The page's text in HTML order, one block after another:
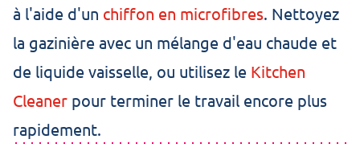
à l'aide d'un chiffon en microfibres. Nettoyez
la gazinière avec un mélange d'eau chaude et
de liquide vaisselle, ou utilisez le Kitchen
Cleaner pour terminer le travail encore plus
rapidement.